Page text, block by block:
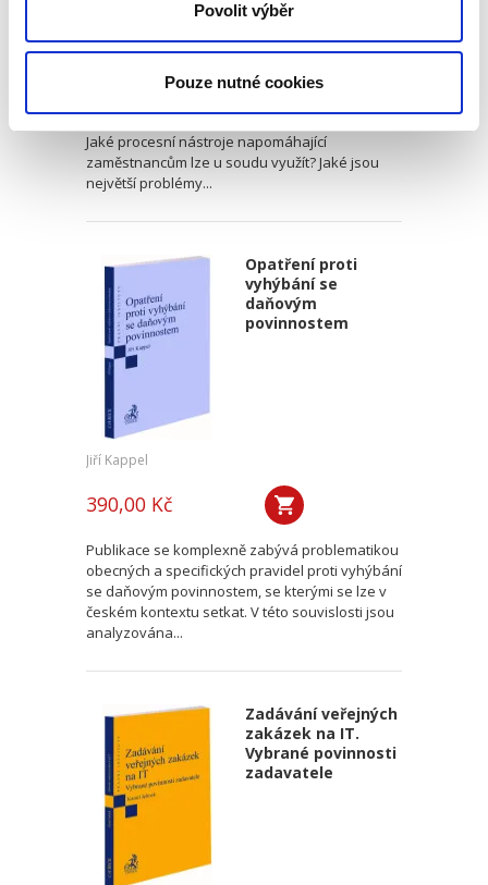
Povolit výběr
Pouze nutné cookies
450,00 Kč
praxi využít při řešení pracovněprávních sporů?
Jaké procesní nástroje napomáhající
zaměstnancům lze u soudu využít? Jaké jsou
největší problémy...
Opatření proti
vyhýbání se
daňovým
povinnostem
Jiří Kappel
390,00 Kč
Publikace se komplexně zabývá problematikou
obecných a specifických pravidel proti vyhýbání
se daňovým povinnostem, se kterými se lze v
českém kontextu setkat. V této souvislosti jsou
analyzována...
Zadávání veřejných
zakázek na IT.
Vybrané povinnosti
zadavatele